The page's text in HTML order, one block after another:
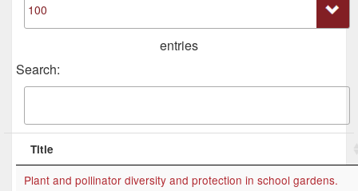
entries
Search:
Title
Plant and pollinator diversity and protection in school gardens.